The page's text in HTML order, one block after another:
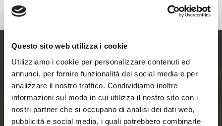
Questo sito web utilizza i cookie
Utilizziamo i cookie per personalizzare contenuti ed
annunci, per fornire funzionalità dei social media e per
analizzare il nostro traffico. Condividiamo inoltre
informazioni sul modo in cui utilizza il nostro sito con i
nostri partner che si occupano di analisi dei dati web,
pubblicità e social media, i quali potrebbero combinarle
Entra ora nel mondo
delle Smart Home e
delle Comunità